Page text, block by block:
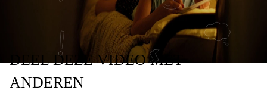
DEELDEZE VIDEOMET
ANDEREN